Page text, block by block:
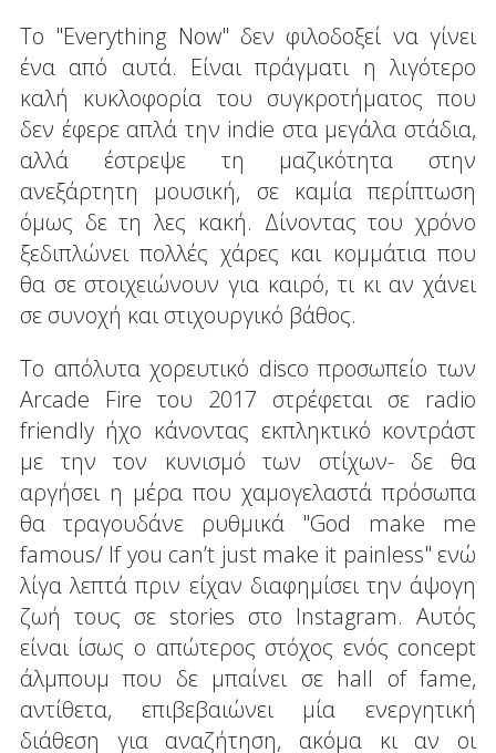
Το "Everything Now" δεν φιλοδοξεί να γίνει
ένα από αυτά. Είναι πράγματι η λιγότερο
καλή κυκλοφορία του συγκροτήματος που
δεν έφερε απλά την indie στα μεγάλα στάδια,
αλλά έστρεψε τη μαζικότητα στην
ανεξάρτητη μουσική, σε καμία περίπτωση
όμως δε τη λες κακή. Δίνοντας του χρόνο
ξεδιπλώνει πολλές χάρες και κομμάτια που
θα σε στοιχειώνουν για καιρό, τι κι αν χάνει
σε συνοχή και στιχουργικό βάθος.
Το απόλυτα χορευτικό disco προσωπείο των
Arcade Fire του 2017 στρέφεται σε radio
friendly ήχο κάνοντας εκπληκτικό κοντράστ
με την τον κυνισμό των στίχων- δε θα
αργήσει η μέρα που χαμογελαστά πρόσωπα
θα τραγουδάνε ρυθμικά "God make me
famous/ If you can’t just make it painless" ενώ
λίγα λεπτά πριν είχαν διαφημίσει την άψογη
ζωή τους σε stories στο Instagram. Αυτός
είναι ίσως ο απώτερος στόχος ενός concept
άλμπουμ που δε μπαίνει σε hall of fame,
αντίθετα, επιβεβαιώνει μία ενεργητική
διάθεση για αναζήτηση, ακόμα κι αν οι